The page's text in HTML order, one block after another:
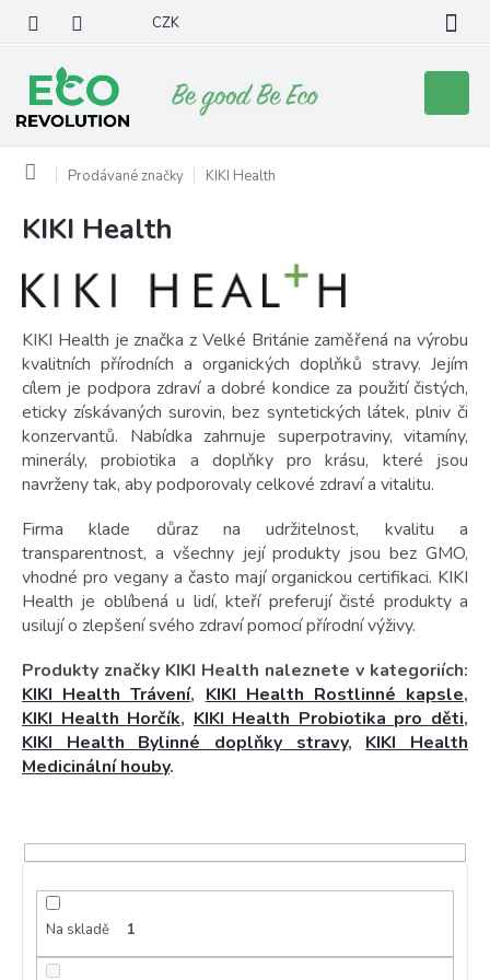
obsah
CZK
košík
Domů Prodávané značky KIKI Health
KIKI Health
KIKI Health je značka z Velké Británie zaměřená na výrobu
kvalitních přírodních a organických doplňků stravy. Jejím
cílem je podpora zdraví a dobré kondice za použití čistých,
eticky získávaných surovin, bez syntetických látek, plniv či
konzervantů. Nabídka zahrnuje superpotraviny, vitamíny,
minerály, probiotika a doplňky pro krásu, které jsou
navrženy tak, aby podporovaly celkové zdraví a vitalitu.
Firma klade důraz na udržitelnost, kvalitu a
transparentnost, a všechny její produkty jsou bez GMO,
vhodné pro vegany a často mají organickou certifikaci. KIKI
Health je oblíbená u lidí, kteří preferují čisté produkty a
usilují o zlepšení svého zdraví pomocí přírodní výživy.
Produkty značky KIKI Health naleznete v kategoriích:
KIKI Health Trávení, KIKI Health Rostlinné kapsle,
KIKI Health Horčík, KIKI Health Probiotika pro děti,
KIKI Health Bylinné doplňky stravy, KIKI Health
Medicinální houby.
Na skladě 1
V
p
i
p
r
o
d
u
k
t